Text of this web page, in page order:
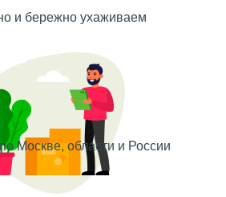
и бережно ухаживаем
Москве, области и России